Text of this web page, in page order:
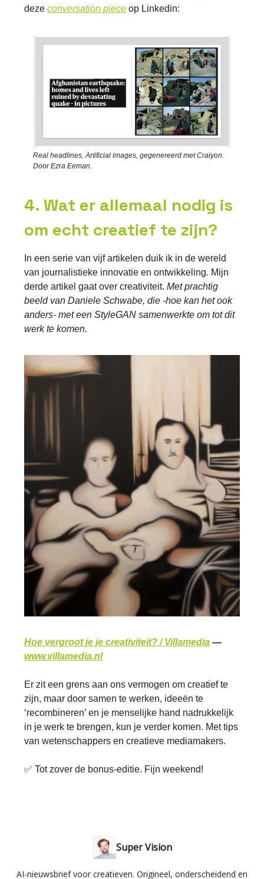
deze conversation piece op Linkedin:
Real headlines, Artificial images, gegenereerd met Craiyon.
Door Ezra Eeman.
4. Wat er allemaal nodig is
om echt creatief te zijn?
In een serie van vijf artikelen duik ik in de wereld
van journalistieke innovatie en ontwikkeling. Mijn
derde artikel gaat over creativiteit. Met prachtig
beeld van Daniele Schwabe, die -hoe kan het ook
anders- met een StyleGAN samenwerkte om tot dit
werk te komen.
Hoe vergroot je je creativiteit? / Villamedia —
www.villamedia.nl
Er zit een grens aan ons vermogen om creatief te
zijn, maar door samen te werken, ideeën te
‘recombineren’ en je menselijke hand nadrukkelijk
in je werk te brengen, kun je verder komen. Met tips
van wetenschappers en creatieve mediamakers.
✅ Tot zover de bonus-editie. Fijn weekend!
Super Vision
AI-nieuwsbrief voor creatieven. Origineel, onderscheidend en